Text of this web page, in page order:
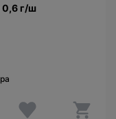
0,6 г/ш